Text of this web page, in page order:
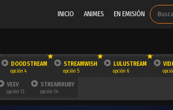
INICIO ANIMES EN EMISIÓN
DOODSTREAM
opción 4
STREAMWISH
opción 5
LULUSTREAM
opción 6
VEEV
opción 13
STREAMRUBY
opción 14